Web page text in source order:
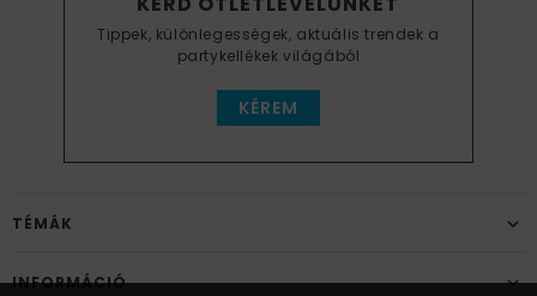
Tippek, különlegességek, aktuális trendek a
partykellékek világából
KÉREM
TÉMÁK
INFORMÁCIÓ